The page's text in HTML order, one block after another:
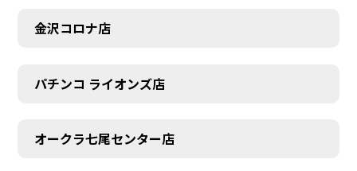
金沢コロナ店
パチンコ ライオンズ店
オークラ七尾センター店